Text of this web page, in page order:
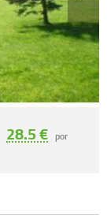
28.5 € por